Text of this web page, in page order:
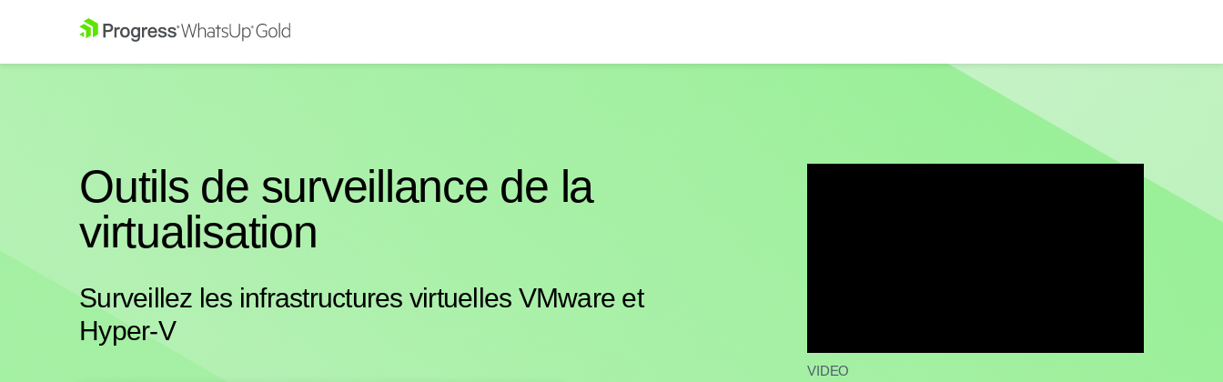
Outils de surveillance de la
virtualisation
Surveillez les infrastructures virtuelles VMware et
Hyper-V
VIDEO